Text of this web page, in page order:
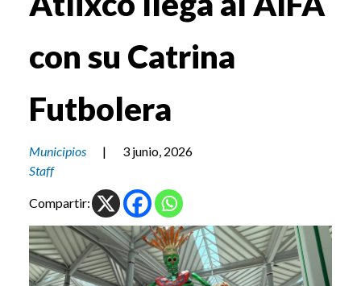
con su Catrina
Futbolera
Municipios |
3 junio, 2026
Staff
Compartir: